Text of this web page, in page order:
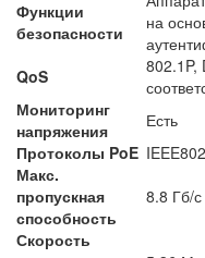
Функции
безопасности
на
QoS
802.1P,
Мониторинг
напряжения
Есть
Протоколы PoE
Макс.
пропускная
способность
8.8 Гб/с
Скорость